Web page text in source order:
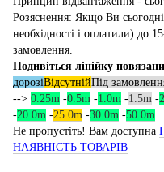
Розяснення: Якщо Ви
необхідності і оплатили) до
замовлення.
Подивіться лінійку
дорозіВідсутнійПід
--> 0.25m -0.5m -1.0m -1.5m -
-20.0m -25.0m -30.0m -50.0m
Не пропустіть! Вам доступна
НАЯВНІСТЬ ТОВАРІВ